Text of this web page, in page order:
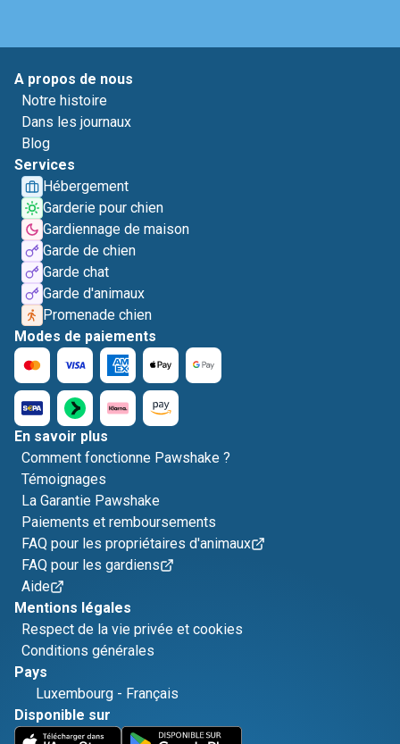
A propos de nous
Notre histoire
Dans les journaux
Blog
Services
Hébergement
Garderie pour chien
Gardiennage de maison
Garde de chien
Garde chat
Garde d'animaux
Promenade chien
Modes de paiements
En savoir plus
Comment fonctionne Pawshake ?
Témoignages
La Garantie Pawshake
Paiements et remboursements
FAQ pour les propriétaires d'animaux
FAQ pour les gardiens
Aide
Mentions légales
Respect de la vie privée et cookies
Conditions générales
Pays
Luxembourg - Français
Disponible sur